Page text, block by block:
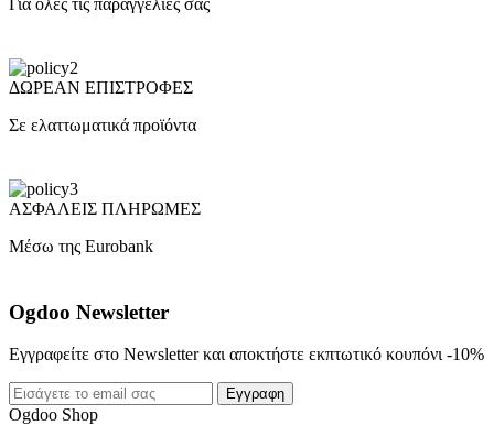
ΔΩΡΕΑΝ ΕΠΙΣΤΡΟΦΕΣ
Σε ελαττωματικά προϊόντα
ΑΣΦΑΛΕΙΣ ΠΛΗΡΩΜΕΣ
Μέσω της Eurobank
Ogdoo Newsletter
Εγγραφείτε στο Newsletter και αποκτήστε εκπτωτικό κουπόνι -10%
Εγγραφη
Ogdoo Shop